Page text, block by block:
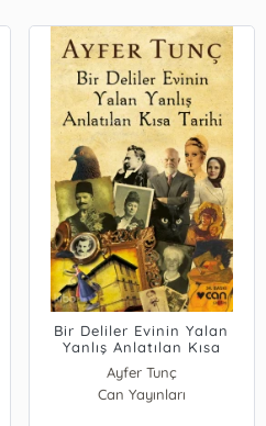
Bir Deliler Evinin Yalan
Yanlış Anlatılan Kısa
Tarihi
Ayfer Tunç
Can Yayınları